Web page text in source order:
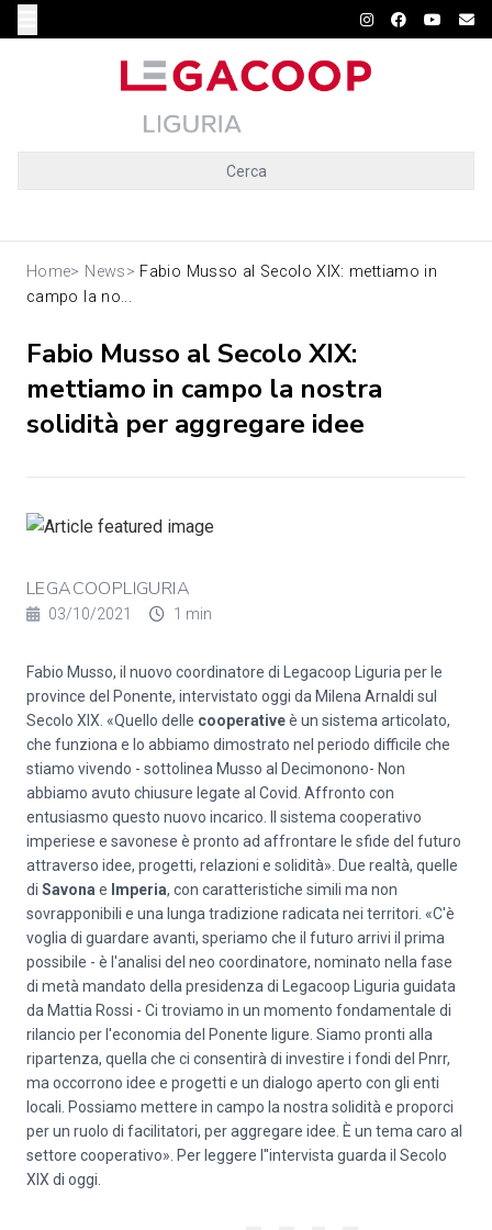
Cerca
Home> News> Fabio Musso al Secolo XIX: mettiamo in
campo la no...
Fabio Musso al Secolo XIX:
mettiamo in campo la nostra
solidità per aggregare idee
LEGACOOPLIGURIA
03/10/2021 1 min
Fabio Musso, il nuovo coordinatore di Legacoop Liguria per le
province del Ponente, intervistato oggi da Milena Arnaldi sul
Secolo XIX. «Quello delle cooperativeè un sistema articolato,
che funziona e lo abbiamo dimostrato nel periodo difficile che
stiamo vivendo - sottolinea Musso al Decimonono- Non
abbiamo avuto chiusure legate al Covid. Affronto con
entusiasmo questo nuovo incarico. Il sistema cooperativo
imperiese e savonese è pronto ad affrontare le sfide del futuro
attraverso idee, progetti, relazioni e solidità». Due realtà, quelle
di Savona e Imperia, con caratteristiche simili ma non
sovrapponibili e una lunga tradizione radicata nei territori. «C'è
voglia di guardare avanti, speriamo che il futuro arrivi il prima
possibile - è l'analisi del neo coordinatore, nominato nella fase
di metà mandato della presidenza di Legacoop Liguria guidata
da Mattia Rossi - Ci troviamo in un momento fondamentale di
rilancio per l'economia del Ponente ligure. Siamo pronti alla
ripartenza, quella che ci consentirà di investire i fondi del Pnrr,
ma occorrono idee e progetti e un dialogo aperto con gli enti
locali. Possiamo mettere in campo la nostra solidità e proporci
per un ruolo di facilitatori, per aggregare idee. È un tema caro al
settore cooperativo». Per leggere l''intervista guarda il Secolo
XIX di oggi.